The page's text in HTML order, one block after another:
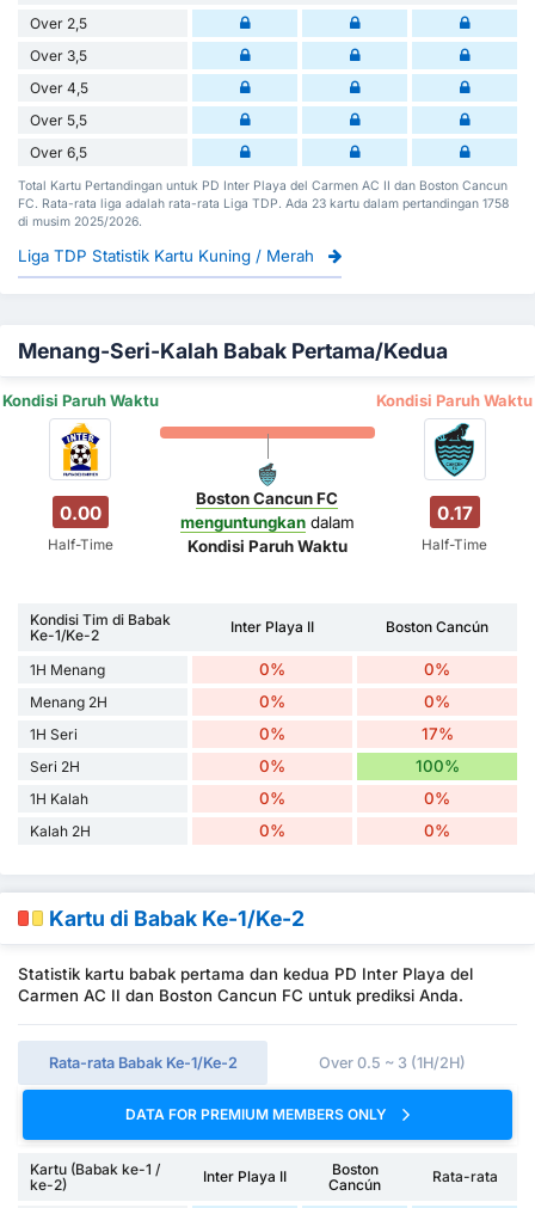
Over 2,5
Over 3,5
Over 4,5
Over 5,5
Over 6,5
Total Kartu Pertandingan untuk PD Inter Playa del Carmen AC II dan Boston Cancun
FC. Rata-rata liga adalah rata-rata Liga TDP. Ada 23 kartu dalam pertandingan 1758
di musim 2025/2026.
Liga TDP Statistik Kartu Kuning / Merah
Menang-Seri-Kalah Babak Pertama/Kedua
Kondisi Paruh Waktu Kondisi Paruh Waktu
0.00
Half-Time
Boston Cancun FC
menguntungkandalam
Kondisi Paruh Waktu
0.17
Half-Time
Kondisi Tim di Babak
Ke-1/Ke-2
Inter Playa II Boston Cancún
1H Menang 0% 0%
Menang 2H 0% 0%
1H Seri 0% 17%
Seri 2H 0% 100%
1H Kalah 0% 0%
Kalah 2H 0% 0%
Kartu di Babak Ke-1/Ke-2
Statistik kartu babak pertama dan kedua PD Inter Playa del
Carmen AC II dan Boston Cancun FC untuk prediksi Anda.
Rata-rata Babak Ke-1/Ke-2 Over 0.5 ~ 3 (1H/2H)
DATA FOR PREMIUM MEMBERS ONLY
Kartu (Babak ke-1 /
ke-2)
Inter Playa II
Boston
Cancún
Rata-rata